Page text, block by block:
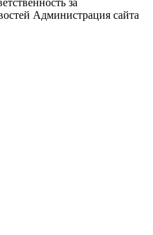
Администрация сайта